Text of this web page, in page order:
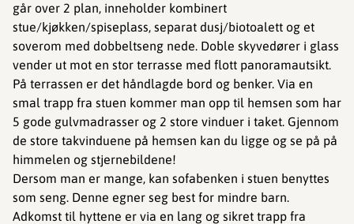
går over 2 plan, inneholder kombinert
stue/kjøkken/spiseplass, separat dusj/biotoalett og et
soverom med dobbeltseng nede. Doble skyvedører i glass
vender ut mot en stor terrasse med flott panoramautsikt.
På terrassen er det håndlagde bord og benker. Via en
smal trapp fra stuen kommer man opp til hemsen som har
5 gode gulvmadrasser og 2 store vinduer i taket. Gjennom
de store takvinduene på hemsen kan du ligge og se på på
himmelen og stjernebildene!
Dersom man er mange, kan sofabenken i stuen benyttes
som seng. Denne egner seg best for mindre barn.
Adkomst til hyttene er via en lang og sikret trapp fra